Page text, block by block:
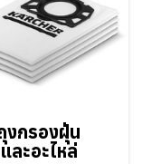
งกรองฝุ่น
และอะไหล่